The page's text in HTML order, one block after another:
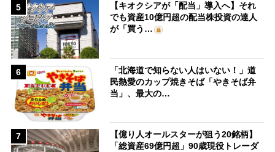
5
【キオクシアが「配当」導入へ】それ
でも資産10億円超の配当株投資の達人
が「買う…
6
「北海道で知らない人はいない！」道
民熱愛のカップ焼きそば「やきそば弁
当」、最大の…
7
【億り人オールスターが狙う20銘柄】
「総資産69億円超」90歳現役トレーダ